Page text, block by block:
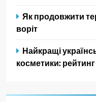
Як продовжити
воріт
Найкращі
косметики: рейтинг